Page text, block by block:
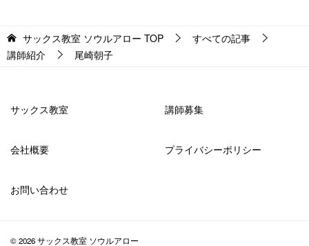
サックス教室 ソウルアロー TOP
すべての記事
講師紹介
尾崎朝子
サックス教室 講師募集
会社概要 プライバシーポリシー
お問い合わせ
© 2026 サックス教室 ソウルアロー